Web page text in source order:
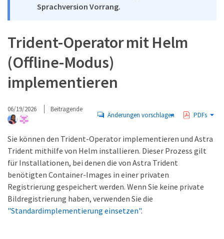
Sprachversion Vorrang.
Trident-Operator mit Helm
(Offline-Modus)
implementieren
06/19/2026 Beitragende
Änderungen vorschlagen PDFs
Sie können den Trident-Operator implementieren und Astra
Trident mithilfe von Helm installieren. Dieser Prozess gilt
für Installationen, bei denen die von Astra Trident
benötigten Container-Images in einer privaten
Registrierung gespeichert werden. Wenn Sie keine private
Bildregistrierung haben, verwenden Sie die
"Standardimplementierung einsetzen".